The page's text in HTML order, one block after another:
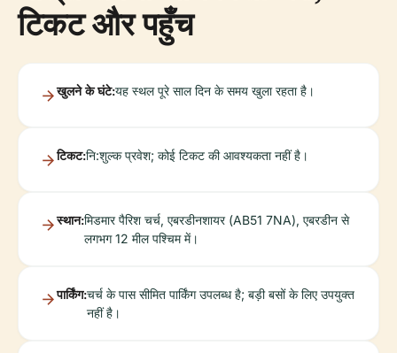
टिकट और पहुँच
खुलने के घंटे:यह स्थल पूरे साल दिन के समय खुला रहता है।
टिकट:नि:शुल्क प्रवेश; कोई टिकट की आवश्यकता नहीं है।
स्थान:मिडमार पैरिश चर्च, एबरडीनशायर (AB51 7NA), एबरडीन से
लगभग 12 मील पश्चिम में।
पार्किंग:चर्च के पास सीमित पार्किंग उपलब्ध है; बड़ी बसों के लिए उपयुक्त
नहीं है।